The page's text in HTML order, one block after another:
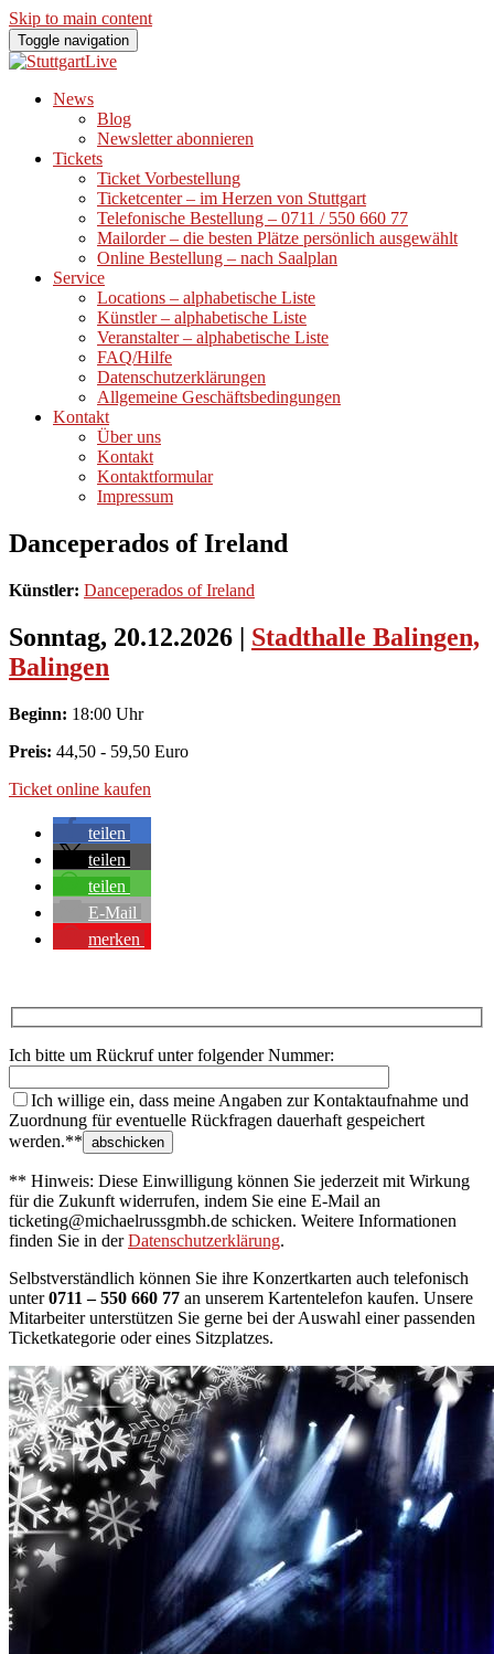
Skip to main content
Toggle navigation
News
Blog
Newsletter abonnieren
Tickets
Ticket Vorbestellung
Ticketcenter – im Herzen von Stuttgart
Telefonische Bestellung – 0711 / 550 660 77
Mailorder – die besten Plätze persönlich ausgewählt
Online Bestellung – nach Saalplan
Service
Locations – alphabetische Liste
Künstler – alphabetische Liste
Veranstalter – alphabetische Liste
FAQ/Hilfe
Datenschutzerklärungen
Allgemeine Geschäftsbedingungen
Kontakt
Über uns
Kontakt
Kontaktformular
Impressum
Danceperados of Ireland
Künstler: Danceperados of Ireland
Sonntag, 20.12.2026 | Stadthalle Balingen,
Balingen
Beginn: 18:00 Uhr
Preis: 44,50 - 59,50 Euro
Ticket online kaufen
teilen
teilen
teilen
E-Mail
merken
Ich bitte um Rückruf unter folgender Nummer:
Ich willige ein, dass meine Angaben zur Kontaktaufnahme und
Zuordnung für eventuelle Rückfragen dauerhaft gespeichert
werden.**
** Hinweis: Diese Einwilligung können Sie jederzeit mit Wirkung
für die Zukunft widerrufen, indem Sie eine E-Mail an
ticketing@michaelrussgmbh.de schicken. Weitere Informationen
finden Sie in derDatenschutzerklärung.
Selbstverständlich können Sie ihre Konzertkarten auch telefonisch
unter0711 – 550 660 77 an unserem Kartentelefon kaufen. Unsere
Mitarbeiter unterstützen Sie gerne bei der Auswahl einer passenden
Ticketkategorie oder eines Sitzplatzes.